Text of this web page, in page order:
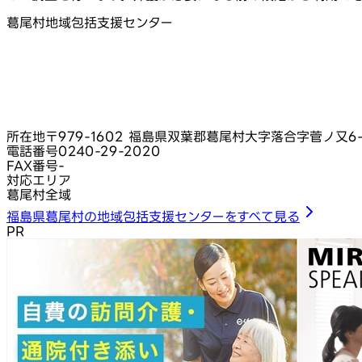
葛尾村地域包括支援センター
所在地〒979-1602 福島県双葉郡葛尾村大字落合字菅ノ又
電話番号0240-29-2020
FAX番号-
対応エリア
葛尾村全域
福島県葛尾村の地域包括支援センターをすべて見る
PR